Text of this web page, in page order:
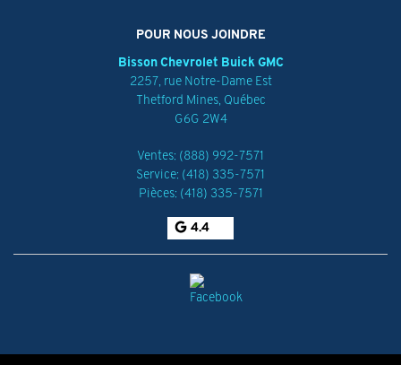
POUR NOUS JOINDRE
Bisson Chevrolet Buick GMC
2257, rue Notre-Dame Est
Thetford Mines, Québec
G6G 2W4
Ventes: (888) 992-7571
Service: (418) 335-7571
Pièces: (418) 335-7571
4.4